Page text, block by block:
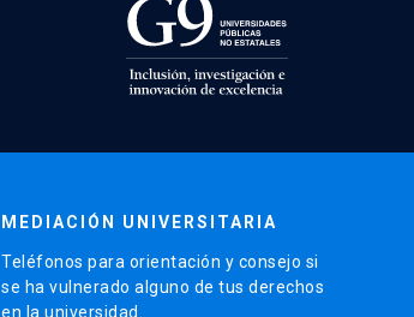
MEDIACIÓN UNIVERSITARIA
Teléfonos para orientación y consejo si
se ha vulnerado alguno de tus derechos
en la universidad.